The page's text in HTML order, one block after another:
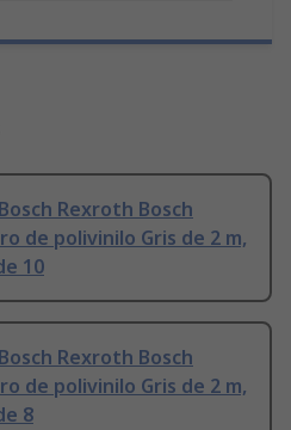
Rexroth Bosch
de polivinilo Gris de 2 m,
10
Rexroth Bosch
de polivinilo Gris de 2 m,
8